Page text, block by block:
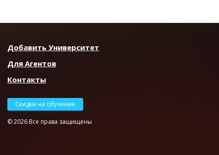
Добавить Университет
Для Агентов
Контакты
Скидки на обучение
© 2026 Все права защищены